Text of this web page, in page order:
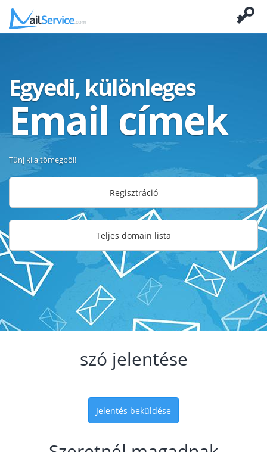
Egyedi, különleges
Email címek
Tűnj ki a tömegből!
Regisztráció
Teljes domain lista
szó jelentése
Jelentés beküldése